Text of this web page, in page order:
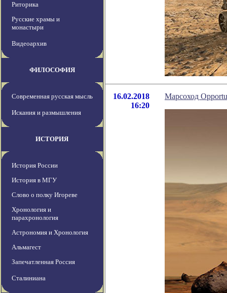
Риторика
Русские храмы и
монастыри
Видеоархив
ФИЛОСОФИЯ
Современная русская мысль
Искания и размышления
ИСТОРИЯ
История России
История в МГУ
Слово о полку Игореве
Хронология и
парахронология
Астрономия и Хронология
Альмагест
Запечатленная Россия
Сталиниана
16.02.2018
16:20
Марсоход